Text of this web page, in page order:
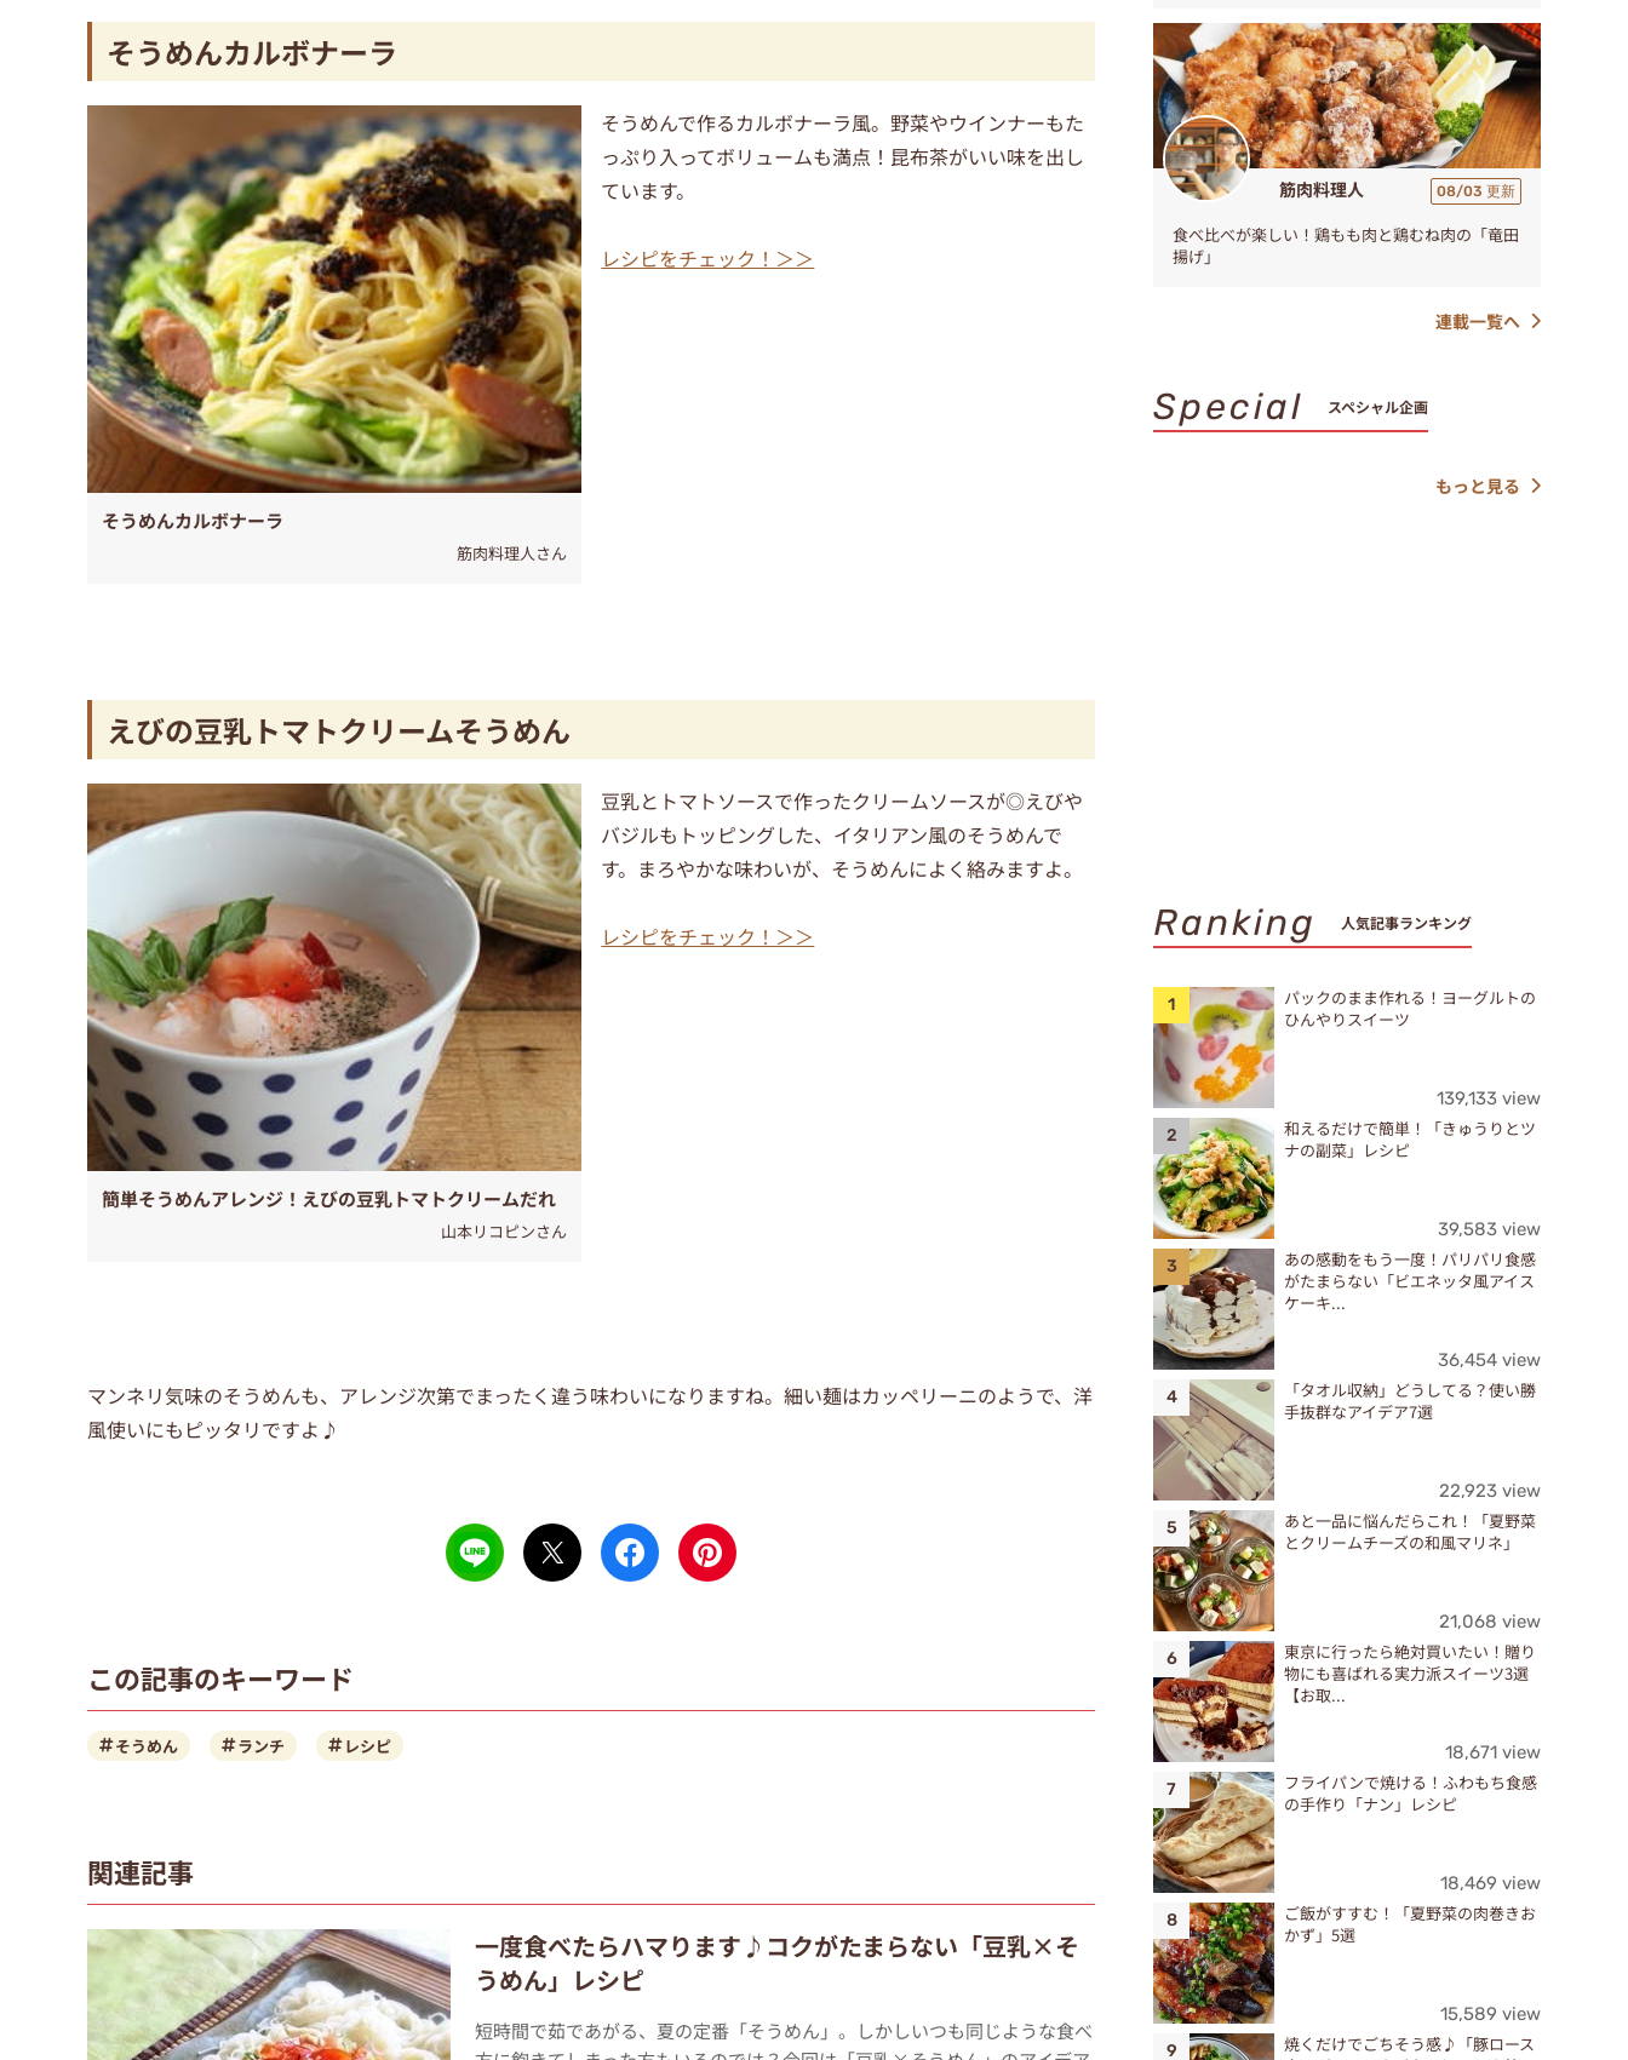
そうめんカルボナーラ
そうめんカルボナーラ
筋肉料理人さん
そうめんで作るカルボナーラ風。野菜やウインナーもた
っぷり入ってボリュームも満点！昆布茶がいい味を出し
ています。
レシピをチェック！＞＞
えびの豆乳トマトクリームそうめん
簡単そうめんアレンジ！えびの豆乳トマトクリームだれ
山本リコピンさん
豆乳とトマトソースで作ったクリームソースが◎えびや
バジルもトッピングした、イタリアン風のそうめんで
す。まろやかな味わいが、そうめんによく絡みますよ。
レシピをチェック！＞＞
マンネリ気味のそうめんも、アレンジ次第でまったく違う味わいになりますね。細い麺はカッペリーニのようで、洋
風使いにもピッタリですよ♪
この記事のキーワード
そうめん ランチ レシピ
関連記事
一度食べたらハマります♪コクがたまらない「豆乳×そ
うめん」レシピ
短時間で茹であがる、夏の定番「そうめん」。しかしいつも同じような食べ
筋肉料理人 08/03 更新
食べ比べが楽しい！鶏もも肉と鶏むね肉の「竜田
揚げ」
連載一覧へ
Special スペシャル企画
もっと見る
Ranking 人気記事ランキング
パックのまま作れる！ヨーグルトの
ひんやりスイーツ
139,133 view
和えるだけで簡単！「きゅうりとツ
ナの副菜」レシピ
39,583 view
あの感動をもう一度！パリパリ食感
がたまらない「ビエネッタ風アイス
ケーキ...
36,454 view
「タオル収納」どうしてる？使い勝
手抜群なアイデア7選
22,923 view
あと一品に悩んだらこれ！「夏野菜
とクリームチーズの和風マリネ」
21,068 view
東京に行ったら絶対買いたい！贈り
物にも喜ばれる実力派スイーツ3選
【お取...
18,671 view
フライパンで焼ける！ふわもち食感
の手作り「ナン」レシピ
18,469 view
ご飯がすすむ！「夏野菜の肉巻きお
かず」5選
15,589 view
焼くだけでごちそう感♪「豚ロース